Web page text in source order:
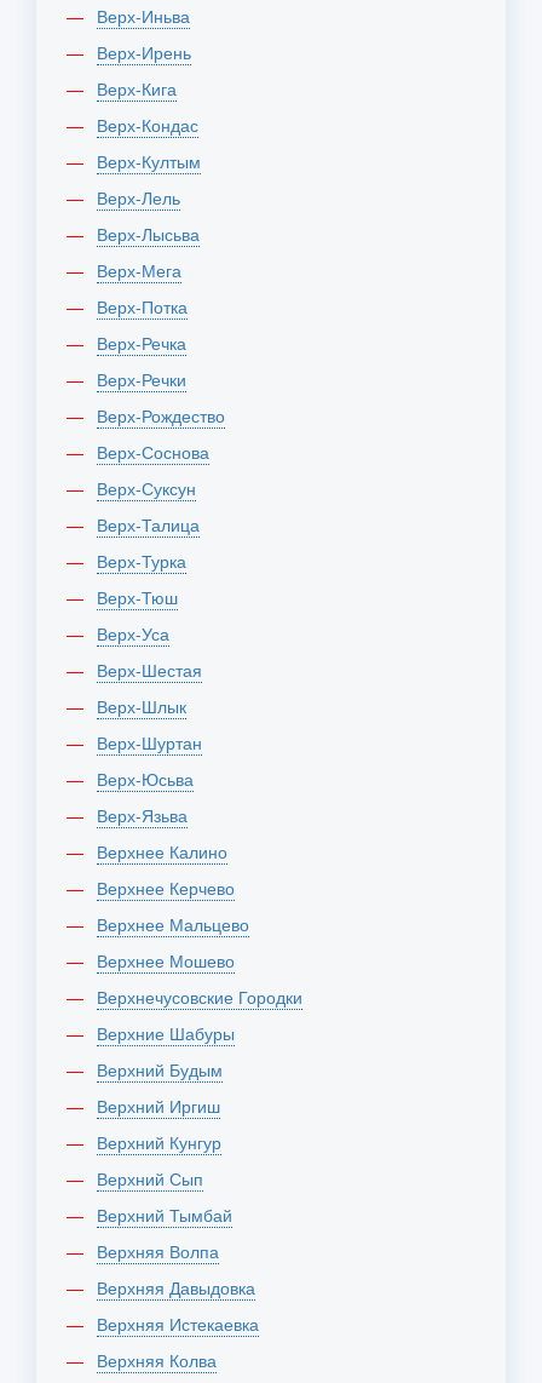
Верх-Иньва
Верх-Ирень
Верх-Кига
Верх-Кондас
Верх-Култым
Верх-Лель
Верх-Лысьва
Верх-Мега
Верх-Потка
Верх-Речка
Верх-Речки
Верх-Рождество
Верх-Соснова
Верх-Суксун
Верх-Талица
Верх-Турка
Верх-Тюш
Верх-Уса
Верх-Шестая
Верх-Шлык
Верх-Шуртан
Верх-Юсьва
Верх-Язьва
Верхнее Калино
Верхнее Керчево
Верхнее Мальцево
Верхнее Мошево
Верхнечусовские Городки
Верхние Шабуры
Верхний Будым
Верхний Иргиш
Верхний Кунгур
Верхний Сып
Верхний Тымбай
Верхняя Волпа
Верхняя Давыдовка
Верхняя Истекаевка
Верхняя Колва